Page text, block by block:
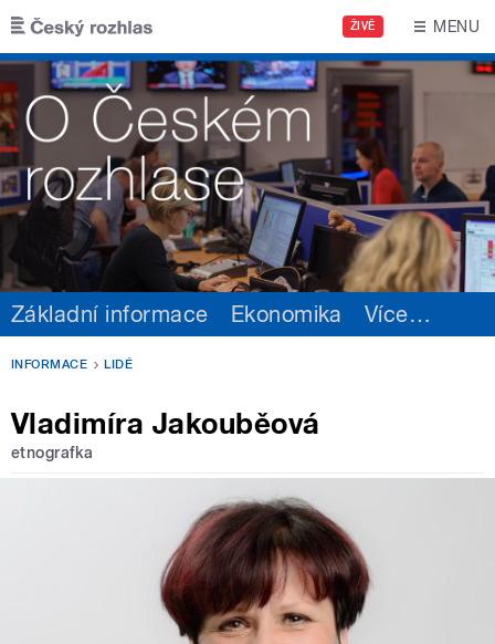
Přejít k hlavnímu obsahu
ŽIVĚ MENU
Základní informace Ekonomika Více…
INFORMACE LIDÉ
Vladimíra Jakouběová
etnografka